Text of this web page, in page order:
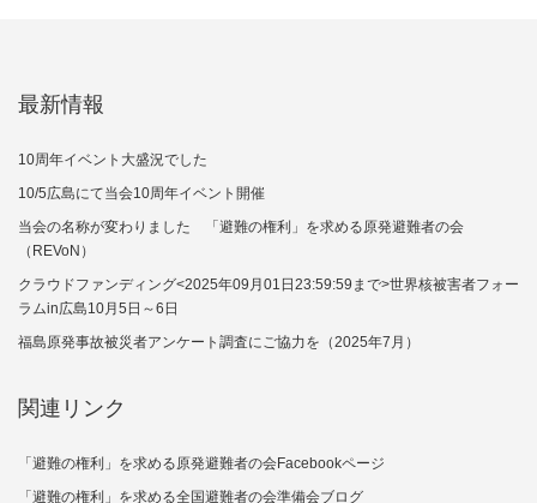
最新情報
10周年イベント大盛況でした
10/5広島にて当会10周年イベント開催
当会の名称が変わりました 「避難の権利」を求める原発避難者の会
（REVoN）
クラウドファンディング<2025年09月01日23:59:59まで>世界核被害者フォー
ラムin広島10月5日～6日
福島原発事故被災者アンケート調査にご協力を（2025年7月）
関連リンク
「避難の権利」を求める原発避難者の会Facebookページ
「避難の権利」を求める全国避難者の会準備会ブログ